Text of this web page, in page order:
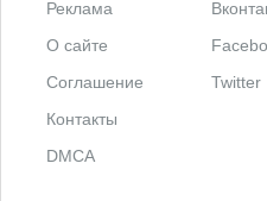
Реклама
О сайте
Соглашение
Контакты
DMCA
Twitter